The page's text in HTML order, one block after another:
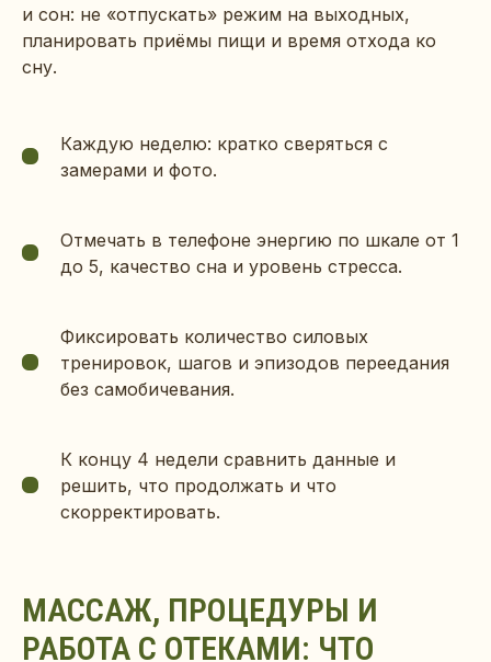
и сон: не «отпускать» режим на выходных,
планировать приёмы пищи и время отхода ко
сну.
Каждую неделю: кратко сверяться с
замерами и фото.
Отмечать в телефоне энергию по шкале от 1
до 5, качество сна и уровень стресса.
Фиксировать количество силовых
тренировок, шагов и эпизодов переедания
без самобичевания.
К концу 4 недели сравнить данные и
решить, что продолжать и что
скорректировать.
МАССАЖ, ПРОЦЕДУРЫ И
РАБОТА С ОТЕКАМИ: ЧТО
Филиалы
Главная
Call-центр: +7 (977) 089-31-77
Трудоустройство: +7 (901) 347-72-40
ИП Берестовой Александр Александрович
ОГРНИП: 313112124600027
Договор оферты
Условия использования файлов cookie
Согласие посетителя сайта
КОНТАКТЫ